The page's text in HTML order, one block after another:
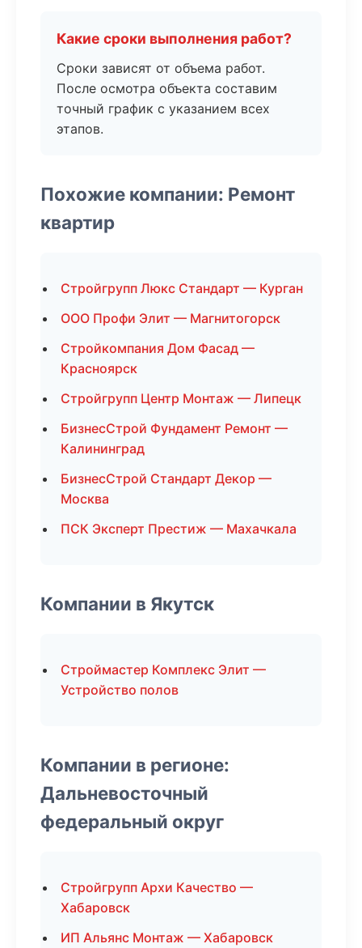
Какие сроки выполнения работ?
Сроки зависят от объема работ.
После осмотра объекта составим
точный график с указанием всех
этапов.
Похожие компании: Ремонт
квартир
Стройгрупп Люкс Стандарт — Курган
ООО Профи Элит — Магнитогорск
Стройкомпания Дом Фасад —
Красноярск
Стройгрупп Центр Монтаж — Липецк
БизнесСтрой Фундамент Ремонт —
Калининград
БизнесСтрой Стандарт Декор —
Москва
ПСК Эксперт Престиж — Махачкала
Компании в Якутск
Строймастер Комплекс Элит —
Устройство полов
Компании в регионе:
Дальневосточный
федеральный округ
Стройгрупп Архи Качество —
Хабаровск
ИП Альянс Монтаж — Хабаровск